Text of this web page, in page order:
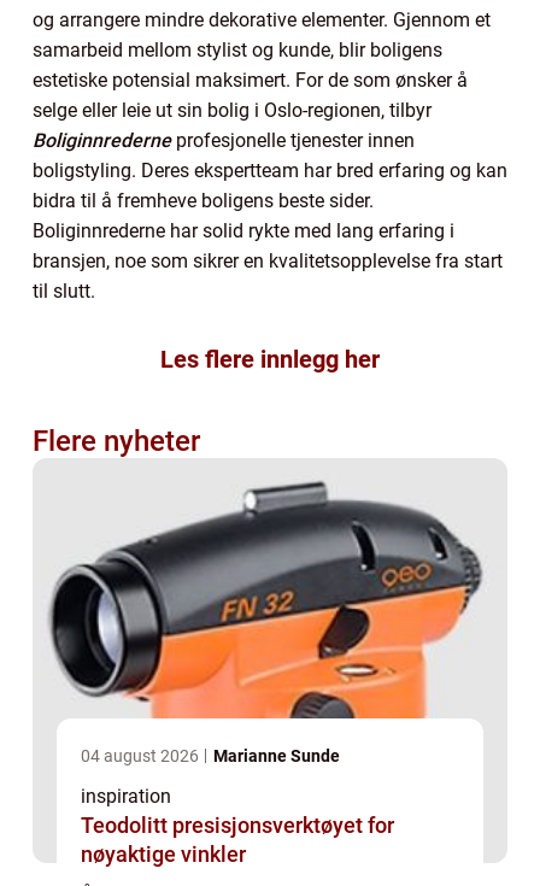
og arrangere mindre dekorative elementer. Gjennom et
samarbeid mellom stylist og kunde, blir boligens
estetiske potensial maksimert. For de som ønsker å
selge eller leie ut sin bolig i Oslo-regionen, tilbyr
Boliginnrederne profesjonelle tjenester innen
boligstyling. Deres ekspertteam har bred erfaring og kan
bidra til å fremheve boligens beste sider.
Boliginnrederne har solid rykte med lang erfaring i
bransjen, noe som sikrer en kvalitetsopplevelse fra start
til slutt.
Les flere innlegg her
Flere nyheter
04 august 2026 Marianne Sunde
inspiration
Teodolitt presisjonsverktøyet for
nøyaktige vinkler